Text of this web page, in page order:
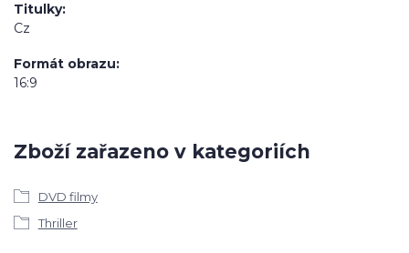
Titulky
Cz
Formát obrazu
16:9
Zboží zařazeno v kategoriích
DVD filmy
Thriller